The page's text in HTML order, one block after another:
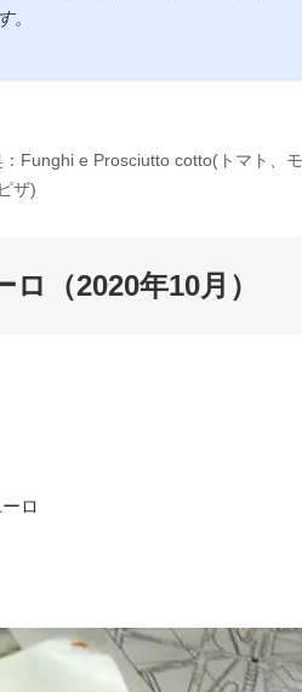
。
Funghi e Prosciutto cotto(トマト、
ザ)
（2020年10月）
ロ